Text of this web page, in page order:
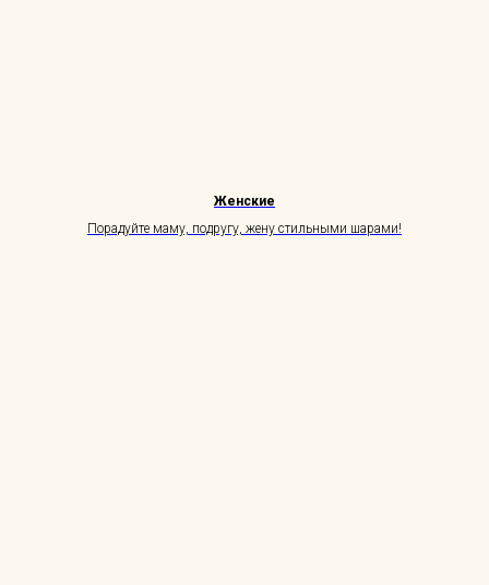
Женские
Порадуйте маму, подругу, жену стильными шарами!